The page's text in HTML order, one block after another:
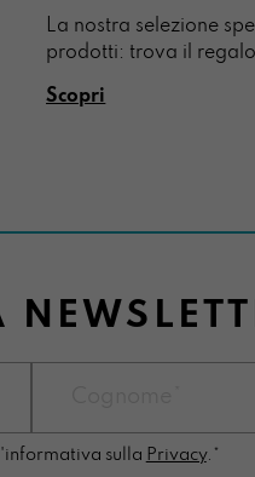
La nostra selezione
prodotti: trova il
Scopri
sulla Privacy.*